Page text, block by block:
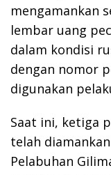
mengamankan
lembar uang
dalam kondisi
dengan nomor
digunakan
Saat ini, ketiga
telah
Pelabuhan